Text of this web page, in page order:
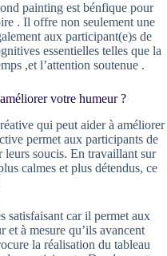
painting est bénfique pour
. Il offre non seulement une
aux participant(e)s de
essentielles telles que la
,et l’attention soutenue .
votre humeur ?
qui peut aider à améliorer
permet aux participants de
leurs soucis. En travaillant sur
calmes et plus détendus, ce
satisfaisant car il permet aux
à mesure qu’ils avancent
la réalisation du tableau